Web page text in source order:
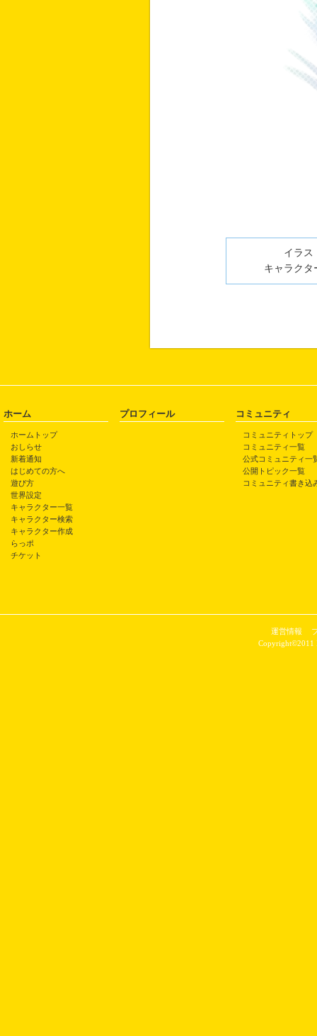
イラス
キャラクタ
ホーム
ホームトップ
おしらせ
新着通知
はじめての方へ
遊び方
世界設定
キャラクター一覧
キャラクター検索
キャラクター作成
らっポ
チケット
プロフィール コミュニティ
コミュニティトップ
コミュニティ一覧
公式コミュニティ一
公開トピック一覧
コミュニティ書き込
運営情報
Copyright©2011